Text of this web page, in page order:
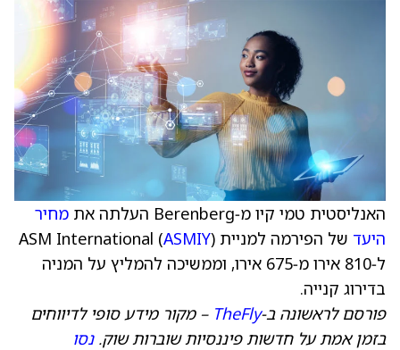
האנליסטית טמי קיו מ‑Berenberg העלתה את
מחיר
היעד של הפירמה למניית ASM International ( ASMIY)
ל‑810 אירו מ‑675 אירו, וממשיכה להמליץ על המניה
בדירוג קנייה.
פורסם לראשונה ב‑TheFly – מקור מידע סופי לדיווחים
בזמן אמת על חדשות פיננסיות שוברות שוק.נסו